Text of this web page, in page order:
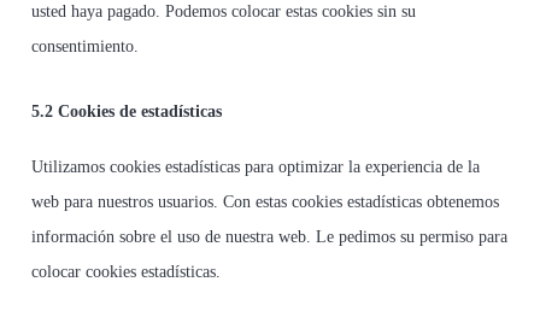
usted haya pagado. Podemos colocar estas cookies sin su
consentimiento.
5.2 Cookies de estadísticas
Utilizamos cookies estadísticas para optimizar la experiencia de la
web para nuestros usuarios. Con estas cookies estadísticas obtenemos
información sobre el uso de nuestra web. Le pedimos su permiso para
colocar cookies estadísticas.